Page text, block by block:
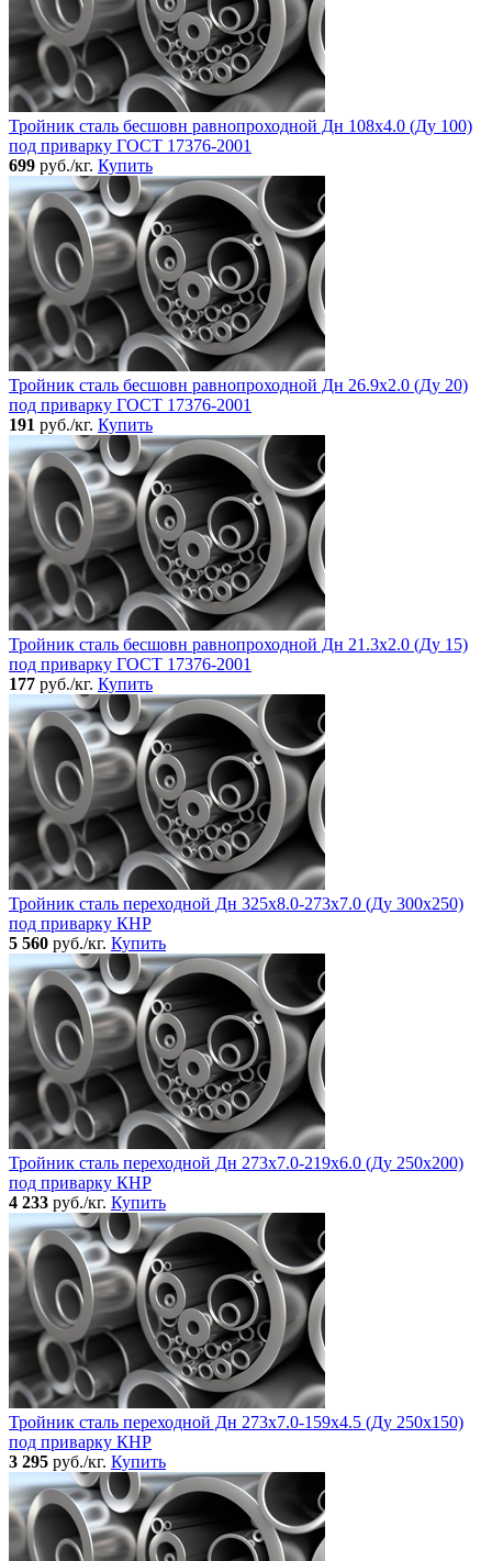
Тройник сталь бесшовн равнопроходной Дн 108х4.0 (Ду 100)
под приварку ГОСТ 17376-2001
699 руб./кг. Купить
Тройник сталь бесшовн равнопроходной Дн 26.9х2.0 (Ду 20)
под приварку ГОСТ 17376-2001
191 руб./кг. Купить
Тройник сталь бесшовн равнопроходной Дн 21.3х2.0 (Ду 15)
под приварку ГОСТ 17376-2001
177 руб./кг. Купить
Тройник сталь переходной Дн 325х8.0-273х7.0 (Ду 300х250)
под приварку КНР
5 560 руб./кг. Купить
Тройник сталь переходной Дн 273х7.0-219х6.0 (Ду 250х200)
под приварку КНР
4 233 руб./кг. Купить
Тройник сталь переходной Дн 273х7.0-159х4.5 (Ду 250х150)
под приварку КНР
3 295 руб./кг. Купить